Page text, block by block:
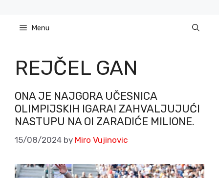
content Menu
REJČEL GAN
ONA JE NAJGORA UČESNICA
OLIMPIJSKIH IGARA! ZAHVALJUJUĆI
NASTUPU NA OI ZARADIĆE MILIONE.
15/08/2024 by Miro Vujinovic